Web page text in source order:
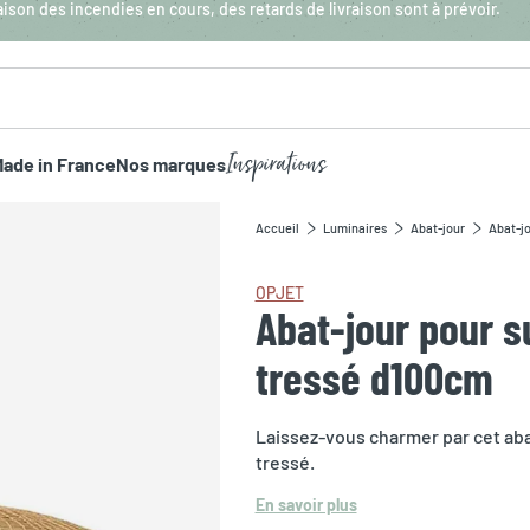
des incendies en cours, des retards de livraison sont à prévoir.
in FranceNos marquesInspirations
Accueil Luminaires Abat-jour Abat-
OPJET
Abat-jour pour
tressé d100cm
Laissez-vous charmer par cet
tressé.
En savoir plus